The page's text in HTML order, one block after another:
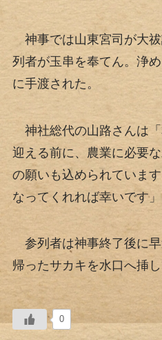
神事では山東宮司が大
列者が玉串を奉てん。浄
に手渡された。
神社総代の山路さんは
迎える前に、農業に必要
の願いも込められていま
なってくれれば幸いです」
参列者は神事終了後に
帰ったサカキを水口へ挿し
0